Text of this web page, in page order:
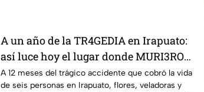
A un año de la TR4GEDIA en Irapuato:
así luce hoy el lugar donde MURI3RON
seis personas arroll4das por el tren
A 12 meses del trágico accidente que cobró la vida
de seis personas en Irapuato, flores, veladoras y